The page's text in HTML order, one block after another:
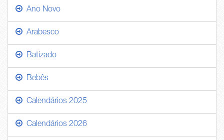
Ano Novo
Arabesco
Batizado
Bebês
Calendários 2025
Calendários 2026